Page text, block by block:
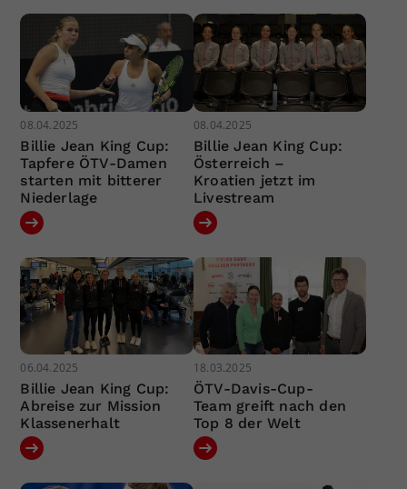
08.04.2025
Billie Jean King Cup:
Tapfere ÖTV-Damen
starten mit bitterer
Niederlage
08.04.2025
Billie Jean King Cup:
Österreich –
Kroatien jetzt im
Livestream
06.04.2025
Billie Jean King Cup:
Abreise zur Mission
Klassenerhalt
18.03.2025
ÖTV-Davis-Cup-
Team greift nach den
Top 8 der Welt